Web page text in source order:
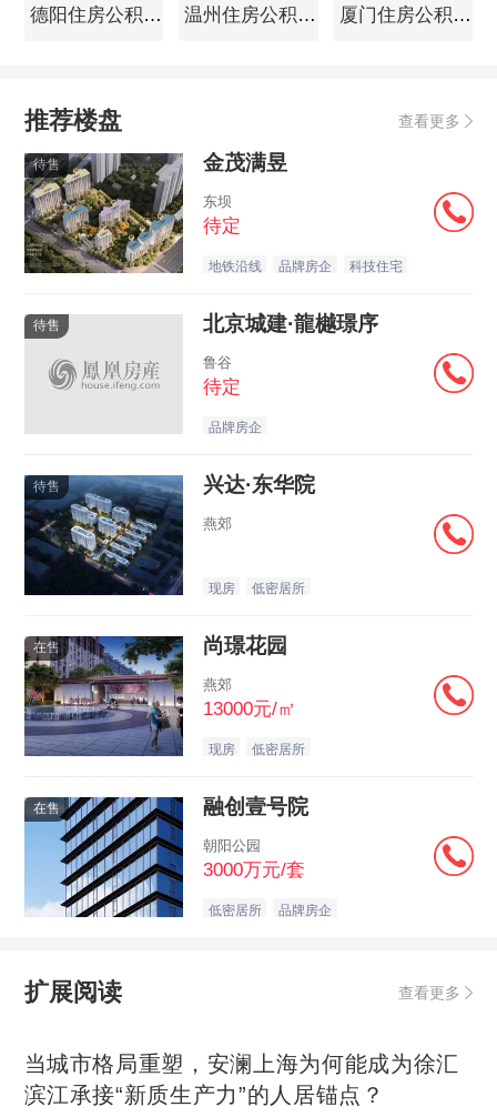
德阳住房公积金查询 温州住房公积金查询 厦门住房公积金查询
推荐楼盘 查看更多
待售 金茂满昱
东坝
待定
地铁沿线 品牌房企 科技住宅
待售 北京城建·龍樾璟序
鲁谷
待定
品牌房企
待售 兴达·东华院
燕郊
现房 低密居所
在售 尚璟花园
燕郊
13000元/㎡
现房 低密居所
在售 融创壹号院
朝阳公园
3000万元/套
低密居所 品牌房企
扩展阅读 查看更多
当城市格局重塑，安澜上海为何能成为徐汇
滨江承接“新质生产力”的人居锚点？